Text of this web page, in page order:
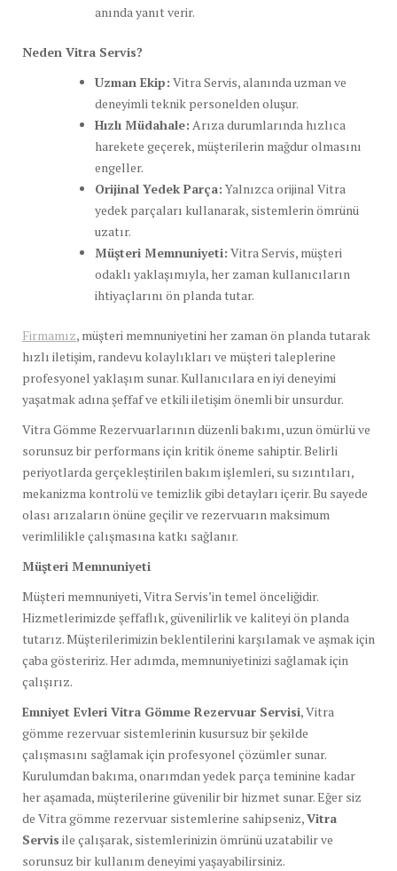
anında yanıt verir.
Neden Vitra Servis?
Uzman Ekip: Vitra Servis, alanında uzman ve
deneyimli teknik personelden oluşur.
Hızlı Müdahale: Arıza durumlarında hızlıca
harekete geçerek, müşterilerin mağdur olmasını
engeller.
Orijinal Yedek Parça: Yalnızca orijinal Vitra
yedek parçaları kullanarak, sistemlerin ömrünü
uzatır.
Müşteri Memnuniyeti: Vitra Servis, müşteri
odaklı yaklaşımıyla, her zaman kullanıcıların
ihtiyaçlarını ön planda tutar.
Firmamız, müşteri memnuniyetini her zaman ön planda tutarak
hızlı iletişim, randevu kolaylıkları ve müşteri taleplerine
profesyonel yaklaşım sunar. Kullanıcılara en iyi deneyimi
yaşatmak adına şeffaf ve etkili iletişim önemli bir unsurdur.
Vitra Gömme Rezervuarlarının düzenli bakımı, uzun ömürlü ve
sorunsuz bir performans için kritik öneme sahiptir. Belirli
periyotlarda gerçekleştirilen bakım işlemleri, su sızıntıları,
mekanizma kontrolü ve temizlik gibi detayları içerir. Bu sayede
olası arızaların önüne geçilir ve rezervuarın maksimum
verimlilikle çalışmasına katkı sağlanır.
Müşteri Memnuniyeti
Müşteri memnuniyeti, Vitra Servis’in temel önceliğidir.
Hizmetlerimizde şeffaflık, güvenilirlik ve kaliteyi ön planda
tutarız. Müşterilerimizin beklentilerini karşılamak ve aşmak için
çaba gösteririz. Her adımda, memnuniyetinizi sağlamak için
çalışırız.
Emniyet Evleri Vitra Gömme Rezervuar Servisi, Vitra
gömme rezervuar sistemlerinin kusursuz bir şekilde
çalışmasını sağlamak için profesyonel çözümler sunar.
Kurulumdan bakıma, onarımdan yedek parça teminine kadar
her aşamada, müşterilerine güvenilir bir hizmet sunar. Eğer siz
de Vitra gömme rezervuar sistemlerine sahipseniz,Vitra
Servis ile çalışarak, sistemlerinizin ömrünü uzatabilir ve
sorunsuz bir kullanım deneyimi yaşayabilirsiniz.